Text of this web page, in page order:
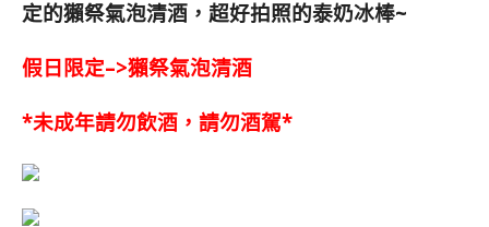
定的獺祭氣泡清酒，超好拍照的泰奶冰棒~
假日限定–>獺祭氣泡清酒
*未成年請勿飲酒，請勿酒駕*